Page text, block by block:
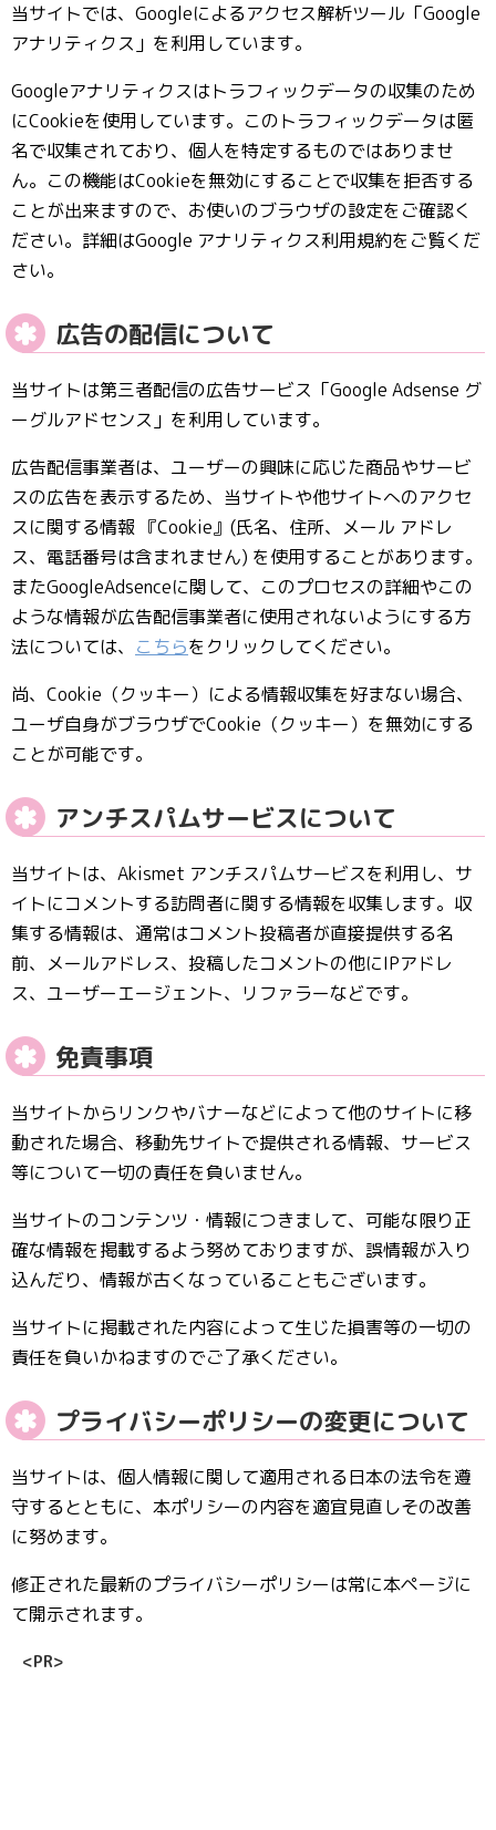
当サイトでは、Googleによるアクセス解析ツール「Google
アナリティクス」を利用しています。
Googleアナリティクスはトラフィックデータの収集のため
にCookieを使用しています。このトラフィックデータは匿
名で収集されており、個人を特定するものではありませ
ん。この機能はCookieを無効にすることで収集を拒否する
ことが出来ますので、お使いのブラウザの設定をご確認く
ださい。詳細はGoogle アナリティクス利用規約をご覧くだ
さい。
広告の配信について
当サイトは第三者配信の広告サービス「Google Adsense グ
ーグルアドセンス」を利用しています。
広告配信事業者は、ユーザーの興味に応じた商品やサービ
スの広告を表示するため、当サイトや他サイトへのアクセ
スに関する情報 『Cookie』(氏名、住所、メール アドレ
ス、電話番号は含まれません) を使用することがあります。
またGoogleAdsenceに関して、このプロセスの詳細やこの
ような情報が広告配信事業者に使用されないようにする方
法については、 こちらをクリックしてください。
尚、Cookie（クッキー）による情報収集を好まない場合、
ユーザ自身がブラウザでCookie（クッキー）を無効にする
ことが可能です。
アンチスパムサービスについて
当サイトは、Akismet アンチスパムサービスを利用し、サ
イトにコメントする訪問者に関する情報を収集します。収
集する情報は、通常はコメント投稿者が直接提供する名
前、メールアドレス、投稿したコメントの他にIPアドレ
ス、ユーザーエージェント、リファラーなどです。
免責事項
当サイトからリンクやバナーなどによって他のサイトに移
動された場合、移動先サイトで提供される情報、サービス
等について一切の責任を負いません。
当サイトのコンテンツ・情報につきまして、可能な限り正
確な情報を掲載するよう努めておりますが、誤情報が入り
込んだり、情報が古くなっていることもございます。
当サイトに掲載された内容によって生じた損害等の一切の
責任を負いかねますのでご了承ください。
プライバシーポリシーの変更について
当サイトは、個人情報に関して適用される日本の法令を遵
守するとともに、本ポリシーの内容を適宜見直しその改善
に努めます。
修正された最新のプライバシーポリシーは常に本ページに
て開示されます。
<PR>